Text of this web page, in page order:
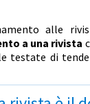
alle
a una rivista
testate di